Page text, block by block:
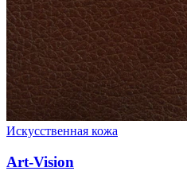
Искусственная кожа
Art-Vision